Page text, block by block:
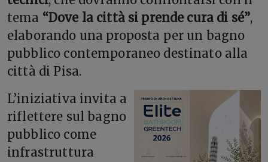
tema “Dove la città si prende cura di sé”,
elaborando una proposta per un bagno
pubblico contemporaneo destinato alla
città di Pisa.
L’iniziativa invita a
riflettere sul bagno
pubblico come
infrastruttura